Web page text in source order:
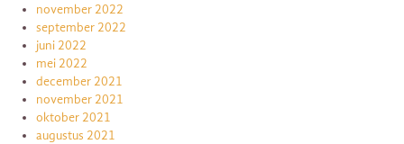
november 2022
september 2022
juni 2022
mei 2022
december 2021
november 2021
oktober 2021
augustus 2021